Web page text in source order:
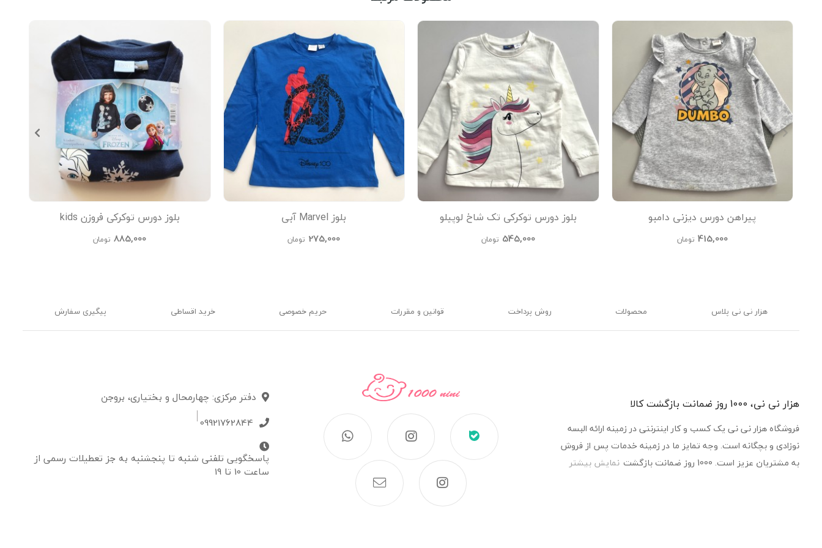
پیراهن دورس دیزنی دامبو
415,000 تومان
بلوز دورس توکرکی تک شاخ لوپیلو
545,000 تومان
بلوز Marvel آبی
275,000 تومان
بلوز دورس توکرکی فروزن kids
885,000 تومان
هزار نی نی پلاس محصولات روش پرداخت قوانین و مقررات حریم خصوصی خرید اقساطی پیگیری سفارش
هزار نی نی، 1000 روز ضمانت بازگشت کالا
فروشگاه هزار نی نی یک کسب و کار اینترنتی در زمینه ارائه البسه
نوزادی و بچگانه است. وجه تمایز ما در زمینه خدمات پس از فروش
به مشتریان عزیز است. 1000 روز ضمانت بازگشت
نمایش بیشتر
دفتر مرکزی: چهارمحال و بختیاری، بروجن
09921762844
پاسخگویی تلفنی شنبه تا پنجشنبه به جز تعطیلات رسمی از
ساعت 10 تا 19